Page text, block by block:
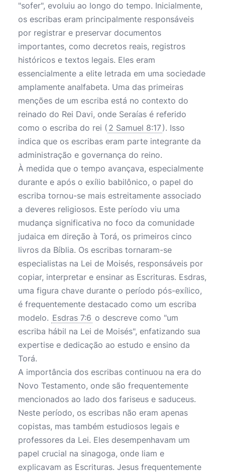
"sofer", evoluiu ao longo do tempo. Inicialmente,
os escribas eram principalmente responsáveis
por registrar e preservar documentos
importantes, como decretos reais, registros
históricos e textos legais. Eles eram
essencialmente a elite letrada em uma sociedade
amplamente analfabeta. Uma das primeiras
menções de um escriba está no contexto do
reinado do Rei Davi, onde Seraías é referido
como o escriba do rei ( 2 Samuel 8:17). Isso
indica que os escribas eram parte integrante da
administração e governança do reino.
À medida que o tempo avançava, especialmente
durante e após o exílio babilônico, o papel do
escriba tornou-se mais estreitamente associado
a deveres religiosos. Este período viu uma
mudança significativa no foco da comunidade
judaica em direção à Torá, os primeiros cinco
livros da Bíblia. Os escribas tornaram-se
especialistas na Lei de Moisés, responsáveis por
copiar, interpretar e ensinar as Escrituras. Esdras,
uma figura chave durante o período pós-exílico,
é frequentemente destacado como um escriba
modelo. Esdras 7:6 o descreve como "um
escriba hábil na Lei de Moisés", enfatizando sua
expertise e dedicação ao estudo e ensino da
Torá.
A importância dos escribas continuou na era do
Novo Testamento, onde são frequentemente
mencionados ao lado dos fariseus e saduceus.
Neste período, os escribas não eram apenas
copistas, mas também estudiosos legais e
professores da Lei. Eles desempenhavam um
papel crucial na sinagoga, onde liam e
explicavam as Escrituras. Jesus frequentemente